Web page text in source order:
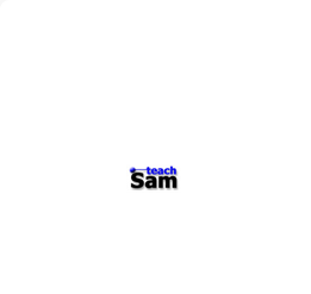
teachSam-
Werbung